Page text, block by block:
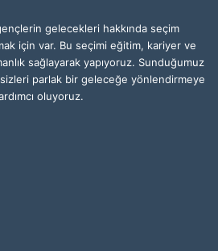
gelecekleri hakkında seçim
için var. Bu seçimi eğitim, kariyer ve
sağlayarak yapıyoruz. Sunduğumuz
parlak bir geleceğe yönlendirmeye
oluyoruz.